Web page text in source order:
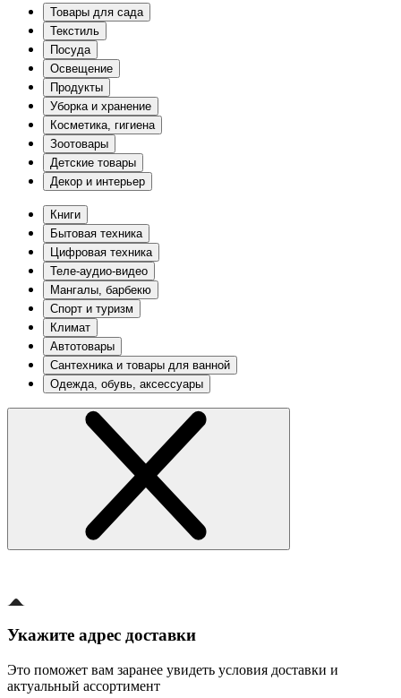
Товары для сада
Текстиль
Посуда
Освещение
Продукты
Уборка и хранение
Косметика, гигиена
Зоотовары
Детские товары
Декор и интерьер
Книги
Бытовая техника
Цифровая техника
Теле-аудио-видео
Мангалы, барбекю
Спорт и туризм
Климат
Автотовары
Сантехника и товары для ванной
Одежда, обувь, аксессуары
Укажите адрес доставки
Это поможет вам заранее увидеть условия доставки и
актуальный ассортимент